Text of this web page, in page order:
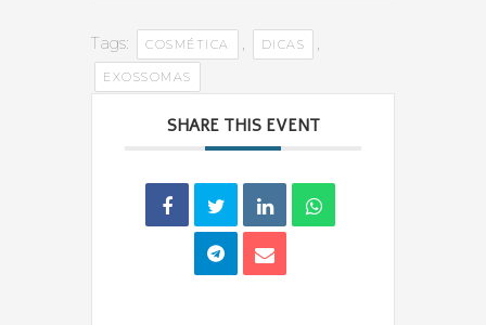
Tags: COSMÉTICA , DICAS ,
EXOSSOMAS
SHARE THIS EVENT